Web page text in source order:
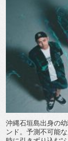
沖縄石垣島出身の
ンド。予測不可能